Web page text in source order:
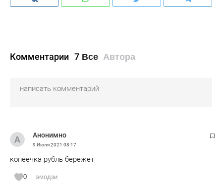
Комментарии 7 Все Автора
Анонимно
9 Июля 2021 08:17
копеечка рубль бережет
0 эмодзи